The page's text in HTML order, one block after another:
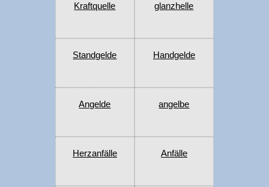
Kraftquelle glanzhelle
Standgelde Handgelde
Angelde angelbe
Herzanfälle Anfälle